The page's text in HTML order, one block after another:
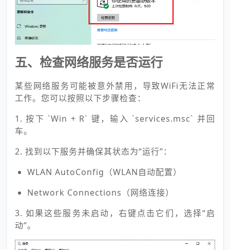
五、检查网络服务是否运行
某些网络服务可能被意外禁用，导致WiFi无法正常
工作。您可以按照以下步骤检查：
1. 按下 `Win + R` 键，输入 `services.msc` 并回
车。
2. 找到以下服务并确保其状态为“运行”：
WLAN AutoConfig（WLAN自动配置）
Network Connections（网络连接）
3. 如果这些服务未启动，右键点击它们，选择“启
动”。